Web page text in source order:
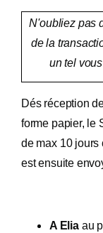
N'oubliez pas
de la
un tel
Dés réception
forme papier, le
de max 10 jours
est ensuite
A Elia au